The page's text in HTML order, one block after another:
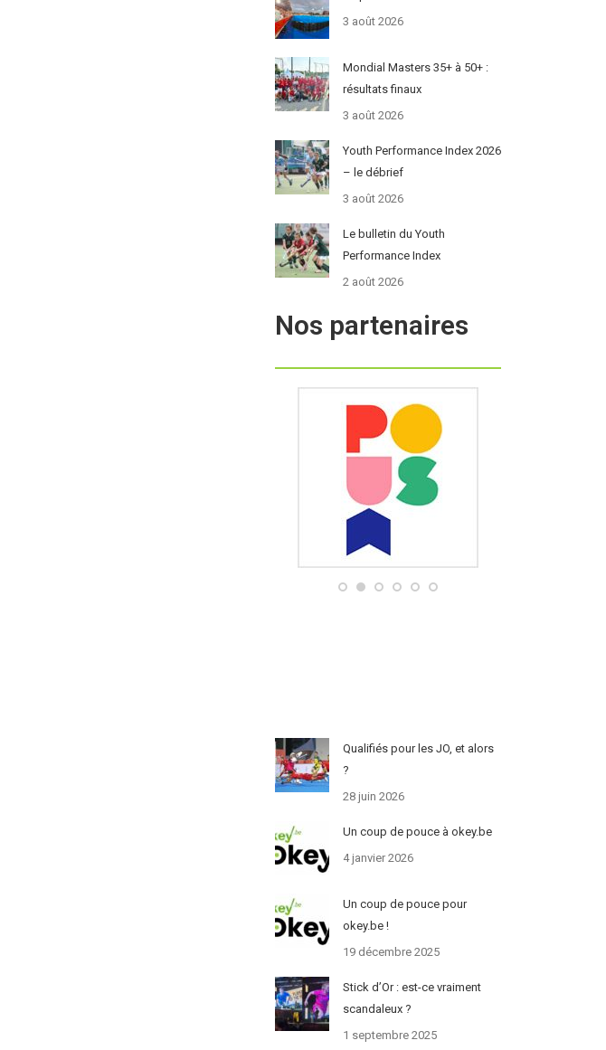
3 août 2026
Mondial Masters 35+ à 50+ :
résultats finaux
3 août 2026
Youth Performance Index 2026
– le débrief
3 août 2026
Le bulletin du Youth
Performance Index
2 août 2026
Nos partenaires
Qualifiés pour les JO, et alors
?
28 juin 2026
Un coup de pouce à okey.be
4 janvier 2026
Un coup de pouce pour
okey.be !
19 décembre 2025
Stick d’Or : est-ce vraiment
scandaleux ?
1 septembre 2025